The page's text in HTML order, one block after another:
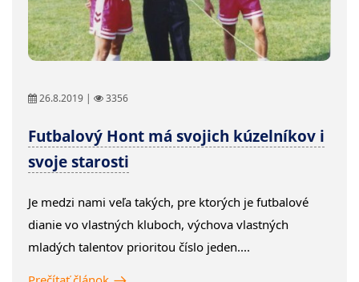
26.8.2019 | 3356
Futbalový Hont má svojich kúzelníkov i
svoje starosti
Je medzi nami veľa takých, pre ktorých je futbalové
dianie vo vlastných kluboch, výchova vlastných
mladých talentov prioritou číslo jeden....